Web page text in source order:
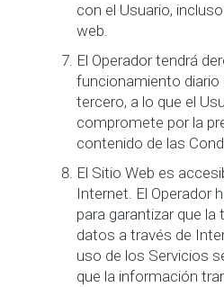
con el Usuario,
web.
El Operador tendrá
funcionamiento diario
tercero, a lo que el
compromete por la
contenido de las
El Sitio Web es
Internet. El Operador
para garantizar que la
datos a través de
uso de los Servicios
que la información